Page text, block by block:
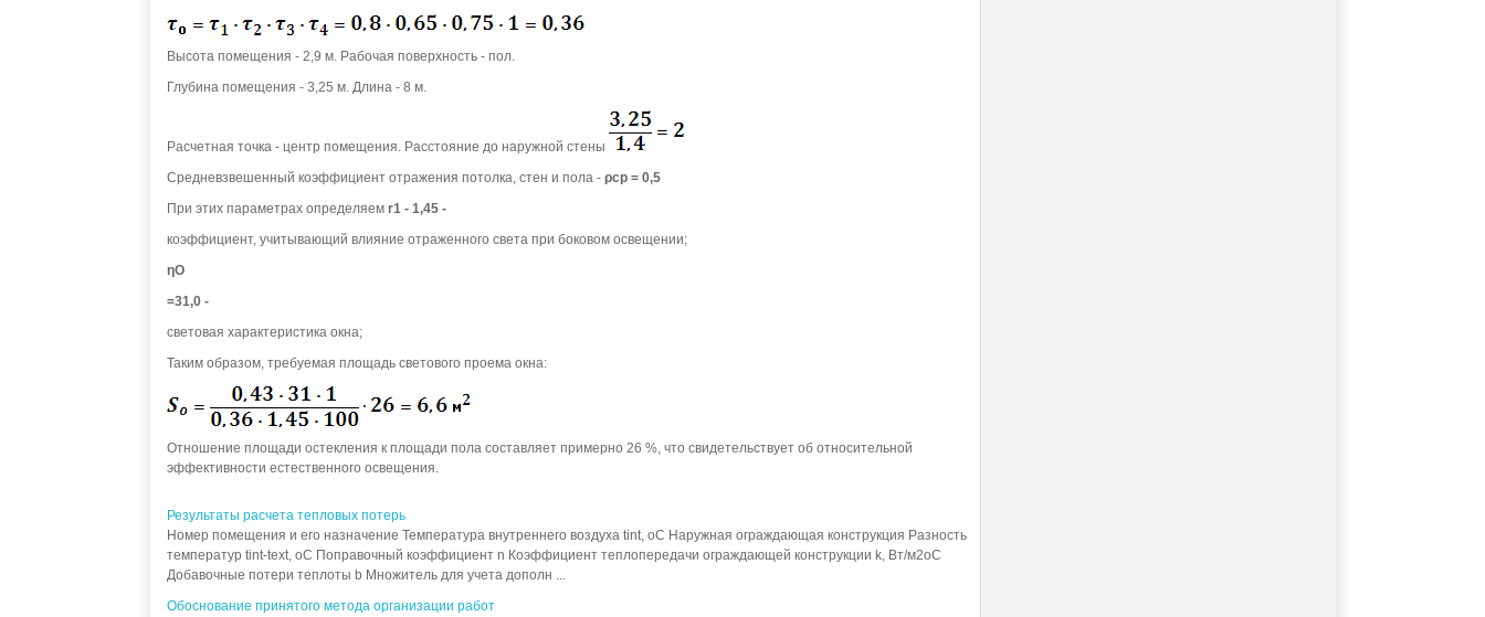
Высота помещения - 2,9 м. Рабочая поверхность - пол.
Глубина помещения - 3,25 м. Длина - 8 м.
Расчетная точка - центр помещения. Расстояние до наружной стены
Средневзвешенный коэффициент отражения потолка, стен и пола - ρср = 0,5
При этих параметрах определяем r1 - 1,45 -
коэффициент, учитывающий влияние отраженного света при боковом освещении;
ηО
=31,0 -
световая характеристика окна;
Таким образом, требуемая площадь светового проема окна:
Отношение площади остекления к площади пола составляет примерно 26 %, что свидетельствует об относительной
эффективности естественного освещения.
Результаты расчета тепловых потерь
Номер помещения и его назначение Температура внутреннего воздуха tint, oC Наружная ограждающая конструкция Разность
температур tint-text, oC Поправочный коэффициент n Коэффициент теплопередачи ограждающей конструкции k, Вт/м2оС
Добавочные потери теплоты b Множитель для учета дополн ...
Обоснование принятого метода организации работ